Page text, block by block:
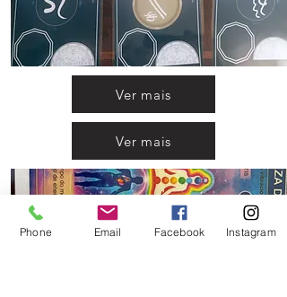
Ver mais
Ver mais
mesa de
limpeza de
Phone Email Facebook Instagram